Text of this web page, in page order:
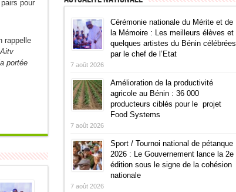
pour
rappelle
portée
Cérémonie nationale du Mérite et de
la Mémoire : Les meilleurs élèves et
quelques artistes du Bénin célébrées
par le chef de l’Etat
7 août 2026
Amélioration de la productivité
agricole au Bénin : 36 000
producteurs ciblés pour le projet
Food Systems
7 août 2026
Sport / Tournoi national de pétanque
2026 : Le Gouvernement lance la 2e
édition sous le signe de la cohésion
nationale
7 août 2026